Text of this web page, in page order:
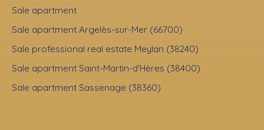
Sale apartment
Sale apartment Argelès-sur-Mer (66700)
Sale professional real estate Meylan (38240)
Sale apartment Saint-Martin-d'Hères (38400)
Sale apartment Sassenage (38360)